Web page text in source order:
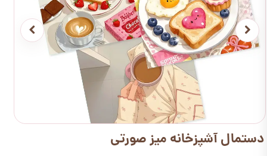
دستمال آشپزخانه میز صورتی